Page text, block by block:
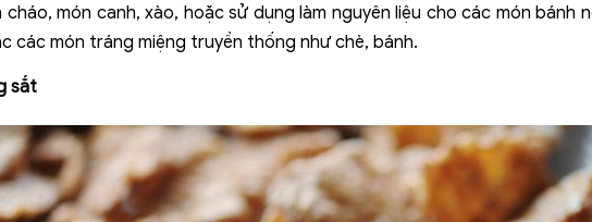
món canh, xào, hoặc sử dụng làm nguyên liệu cho các món
các món tráng miệng truyền thống như chè, bánh.
sắt